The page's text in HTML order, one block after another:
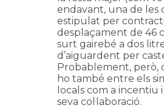
endavant, una de les
estipulat per
desplaçament de 46
surt gairebé a dos
d’aiguardent per
Probablement, però,
ho també entre els
locals com a incentiu
seva col·laboració.